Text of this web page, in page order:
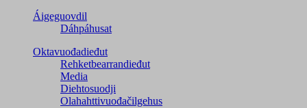
Áigeguovdil
Dáhpáhusat
Oktavuođadieđut
Rehketbearrandieđut
Media
Diehtosuodji
Olahahttivuođačilgehus